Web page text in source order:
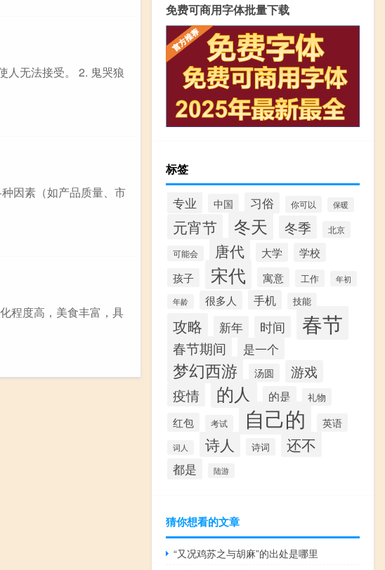
人无法接受。 2. 鬼哭狼
因素（如产品质量、市
程度高，美食丰富，具
免费可商用字体批量下载
标签
专业 中国 习俗 你可以 保暖
元宵节 冬天 冬季 北京
可能会 唐代 大学
学校
孩子
宋代 寓意 工作 年初
年龄 很多人 手机 技能
攻略 新年 时间 春节
春节期间 是一个
梦幻西游 汤圆 游戏
疫情 的人 的是 礼物
红包 考试 自己的 英语
词人 诗人 诗词 还不
都是 陆游
猜你想看的文章
“又况鸡苏之与胡麻”的出处是哪里